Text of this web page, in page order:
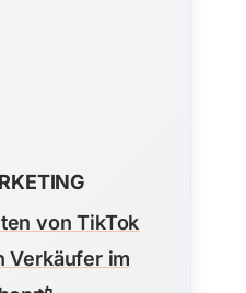
von TikTok
Verkäufer im